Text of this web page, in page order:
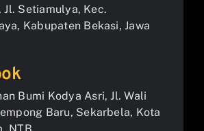
Jl. Setiamulya, Kec.
Kabupaten Bekasi, Jawa
Bumi Kodya Asri, Jl. Wali
Baru, Sekarbela, Kota
NTB.